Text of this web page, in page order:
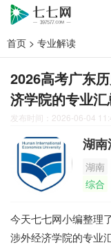
首页 > 专业解读
2026高考广东
济学院的专业汇
发布时间：2026-06-04
湖
湖南
综合
今天七七网小编整理
涉外经济学院的专业